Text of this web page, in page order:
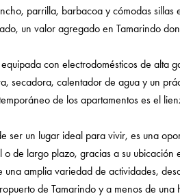
parrilla, barbacoa y cómodas
un valor agregado en Tamarindo
con electrodomésticos de alta
secadora, calentador de agua y un
de los apartamentos es el
ser un lugar ideal para vivir, es una
de largo plazo, gracias a su
una amplia variedad de actividades,
de Tamarindo y a menos de